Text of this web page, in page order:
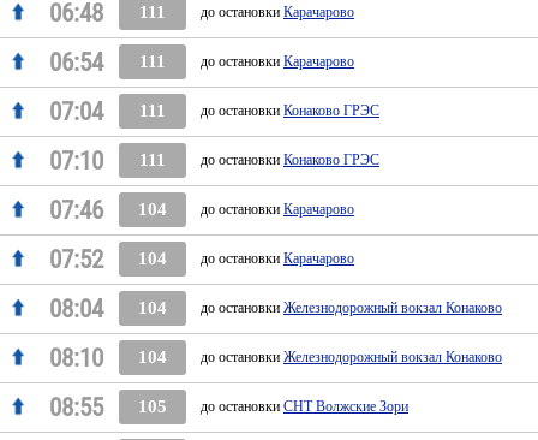
06:48 111 до остановки Карачарово
06:54 111 до остановки Карачарово
07:04 111 до остановки Конаково ГРЭС
07:10 111 до остановки Конаково ГРЭС
07:46 104 до остановки Карачарово
07:52 104 до остановки Карачарово
08:04 104 до остановки Железнодорожный вокзал Конаково
08:10 104 до остановки Железнодорожный вокзал Конаково
08:55 105 до остановки СНТ Волжские Зори